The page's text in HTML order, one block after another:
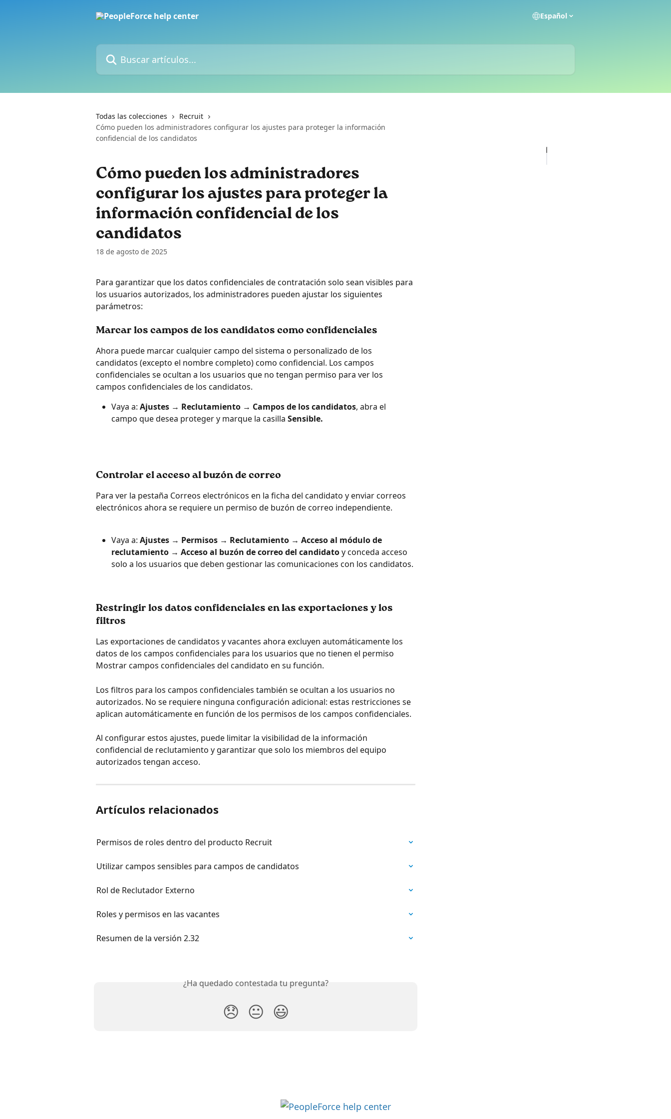
Español
Buscar artículos...
Todas las colecciones
Recruit
Cómo pueden los administradores configurar los ajustes para proteger la información
confidencial de los candidatos
Cómo pueden los administradores
configurar los ajustes para proteger la
información confidencial de los
candidatos
18 de agosto de 2025
Para garantizar que los datos confidenciales de contratación solo sean visibles para
los usuarios autorizados, los administradores pueden ajustar los siguientes
parámetros:
Marcar los campos de los candidatos como confidenciales
Ahora puede marcar cualquier campo del sistema o personalizado de los
candidatos (excepto el nombre completo) como confidencial. Los campos
confidenciales se ocultan a los usuarios que no tengan permiso para ver los
campos confidenciales de los candidatos.
Vaya a: Ajustes → Reclutamiento → Campos de los candidatos, abra el
campo que desea proteger y marque la casilla Sensible.
Controlar el acceso al buzón de correo
Para ver la pestaña Correos electrónicos en la ficha del candidato y enviar correos
electrónicos ahora se requiere un permiso de buzón de correo independiente.
Vaya a: Ajustes → Permisos → Reclutamiento → Acceso al módulo de
reclutamiento → Acceso al buzón de correo del candidato y conceda acceso
solo a los usuarios que deben gestionar las comunicaciones con los candidatos.
Restringir los datos confidenciales en las exportaciones y los
filtros
Las exportaciones de candidatos y vacantes ahora excluyen automáticamente los
datos de los campos confidenciales para los usuarios que no tienen el permiso
Mostrar campos confidenciales del candidato en su función.
Los filtros para los campos confidenciales también se ocultan a los usuarios no
autorizados. No se requiere ninguna configuración adicional: estas restricciones se
aplican automáticamente en función de los permisos de los campos confidenciales.
Al configurar estos ajustes, puede limitar la visibilidad de la información
confidencial de reclutamiento y garantizar que solo los miembros del equipo
autorizados tengan acceso.
Artículos relacionados
Permisos de roles dentro del producto Recruit
Utilizar campos sensibles para campos de candidatos
Rol de Reclutador Externo
Roles y permisos en las vacantes
Resumen de la versión 2.32
¿Ha quedado contestada tu pregunta?
😞 😐 😃